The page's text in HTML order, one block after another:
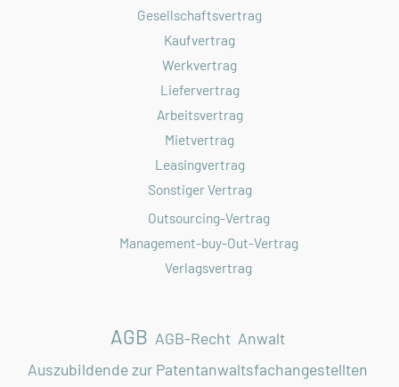
Gesellschaftsvertrag
Kaufvertrag
Werkvertrag
Liefervertrag
Arbeitsvertrag
Mietvertrag
Leasingvertrag
Sonstiger Vertrag
Outsourcing-Vertrag
Management-buy-Out-Vertrag
Verlagsvertrag
AGB AGB-Recht Anwalt
Auszubildende zur Patentanwaltsfachangestellten